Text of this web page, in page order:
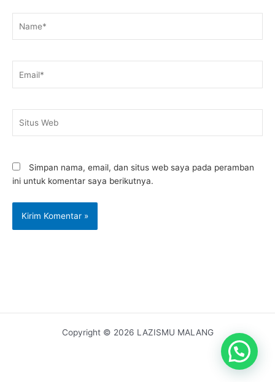
Web
Simpan nama, email, dan situs web saya pada peramban
ini untuk komentar saya berikutnya.
Copyright © 2026 LAZISMU MALANG